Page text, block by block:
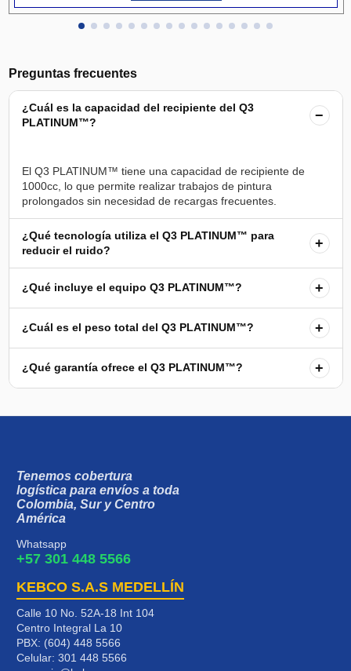
Preguntas frecuentes
¿Cuál es la capacidad del recipiente del Q3
PLATINUM™?
−
El Q3 PLATINUM™ tiene una capacidad de recipiente de
1000cc, lo que permite realizar trabajos de pintura
¿Qué tecnología utiliza el Q3 PLATINUM™ para
reducir el ruido?
+
¿Qué incluye el equipo Q3 PLATINUM™? +
¿Cuál es el peso total del Q3 PLATINUM™? +
¿Qué garantía ofrece el Q3 PLATINUM™? +
Tenemos cobertura
logística para envíos a toda
Colombia, Sur y Centro
América
Whatsapp
+57 301 448 5566
KEBCO S.A.S MEDELLÍN
Calle 10 No. 52A-18 Int 104
Centro Integral La 10
PBX: (604) 448 5566
Celular: 301 448 5566